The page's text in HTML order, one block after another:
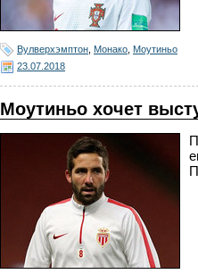
Вулверхэмптон Монако Моутиньо
23.07.2018
Моутиньо хочет